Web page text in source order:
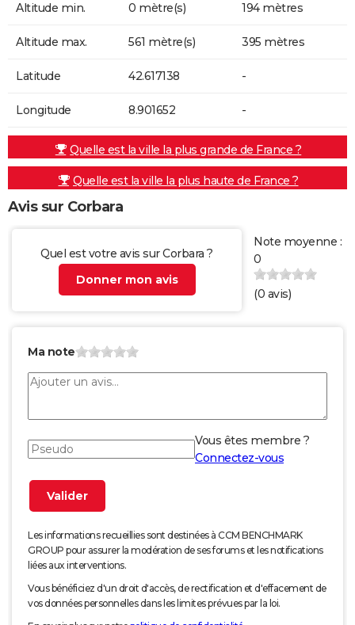
Altitude min. 0 mètre(s) 194 mètres
Altitude max. 561 mètre(s) 395 mètres
Latitude 42.617138 -
Longitude 8.901652 -
Quelle est la ville la plus grande de France ?
Quelle est la ville la plus haute de France ?
Avis sur Corbara
Quel est votre avis sur Corbara ?
Donner mon avis
Note moyenne :
0
(0 avis)
Ma note
Vous êtes membre ?
Connectez-vous
Les informations recueillies sont destinées à CCM BENCHMARK
GROUP pour assurer la modération de ses forums et les notifications
liées aux interventions.
Vous bénéficiez d'un droit d'accès, de rectification et d'effacement de
vos données personnelles dans les limites prévues par la loi.